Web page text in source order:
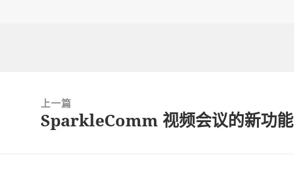
navigation上一篇
上
SparkleComm 视频会议的新功能